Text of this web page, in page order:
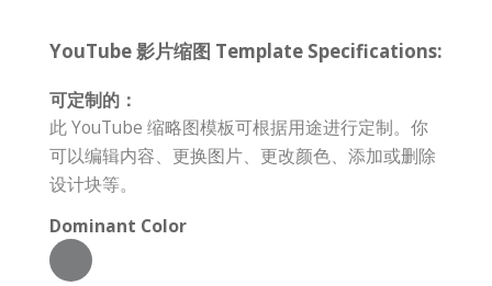
YouTube 影片缩图 Template Specifications:
可定制的：
此 YouTube 缩略图模板可根据用途进行定制。你
可以编辑内容、更换图片、更改颜色、添加或删除
设计块等。
Dominant Color